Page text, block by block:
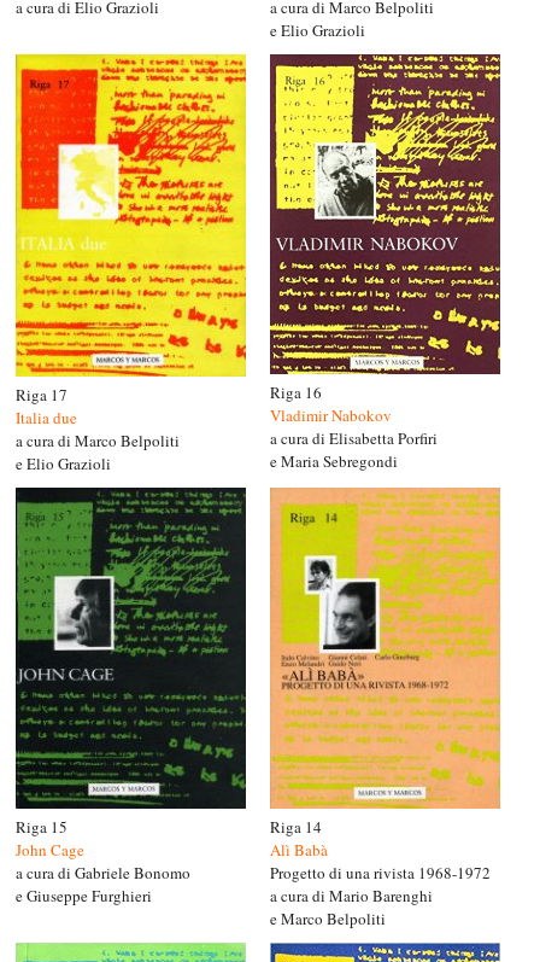
a cura di Elio Grazioli
a cura di Marco Belpoliti
e Elio Grazioli
Riga 17
Italia due
a cura di Marco Belpoliti
e Elio Grazioli
Riga 16
Vladimir Nabokov
a cura di Elisabetta Porfiri
e Maria Sebregondi
Riga 15
John Cage
a cura di Gabriele Bonomo
e Giuseppe Furghieri
Riga 14
Alì Babà
Progetto di una rivista 1968-1972
a cura di Mario Barenghi
e Marco Belpoliti